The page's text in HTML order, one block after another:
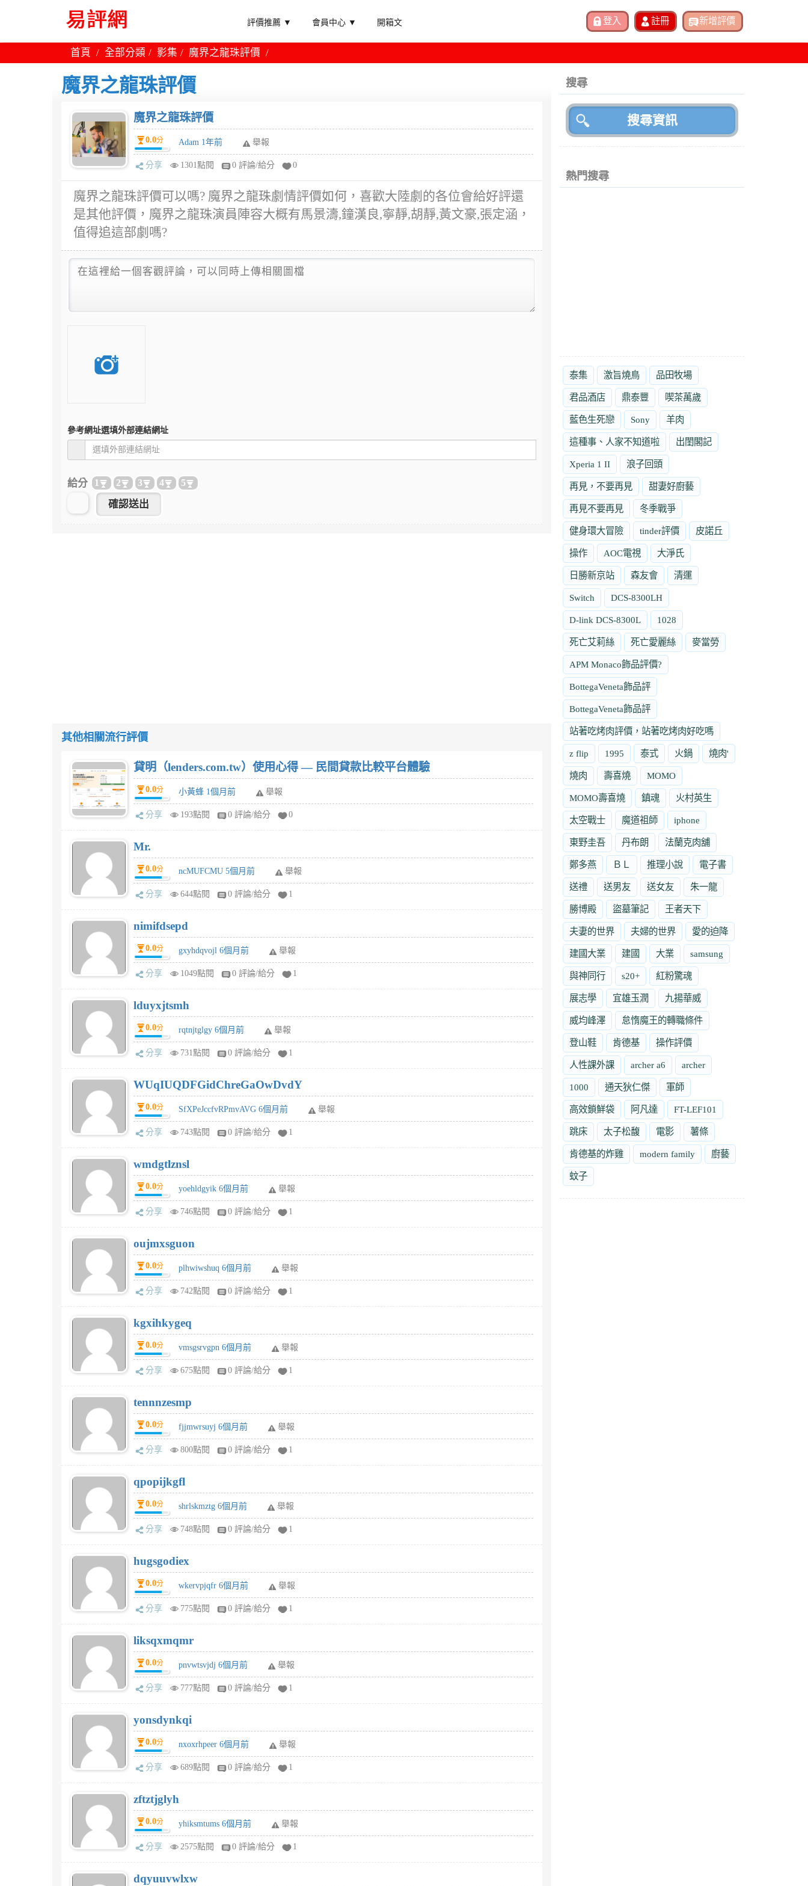
評價推薦 ▼ 會員中心 ▼ 開箱文
首頁 全部分類 影集 魔界之龍珠評價
魔界之龍珠評價
魔界之龍珠評價
0.0分 Adam 1年前 舉報
分享 1301點閱 0 評論/給分 0
魔界之龍珠評價可以嗎? 魔界之龍珠劇情評價如何，喜歡大陸劇的各位會給好評還
是其他評價，魔界之龍珠演員陣容大概有馬景濤,鐘漢良,寧靜,胡靜,黃文豪,張定涵，
值得追這部劇嗎?
參考網址選填外部連結網址
給分 1 2 3 4 5
其他相關流行評價
貸明（lenders.com.tw）使用心得 — 民間貸款比較平台體驗
0.0分 小黃蜂 1個月前 舉報
分享 193點閱 0 評論/給分 0
Mr.
0.0分 ncMUFCMU 5個月前 舉報
分享 644點閱 0 評論/給分 1
nimifdsepd
0.0分 gxyhdqvojl 6個月前 舉報
分享 1049點閱 0 評論/給分 1
lduyxjtsmh
0.0分 rqtnjtglgy 6個月前 舉報
分享 731點閱 0 評論/給分 1
WUqIUQDFGidChreGaOwDvdY
0.0分 SfXPeJccfvRPmvAVG 6個月前 舉報
分享 743點閱 0 評論/給分 1
wmdgtlznsl
0.0分 yoehldgyik 6個月前 舉報
分享 746點閱 0 評論/給分 1
oujmxsguon
0.0分 plhwiwshuq 6個月前 舉報
分享 742點閱 0 評論/給分 1
kgxihkygeq
0.0分 vmsgsrvgpn 6個月前 舉報
分享 675點閱 0 評論/給分 1
tennnzesmp
0.0分 fjjmwrsuyj 6個月前 舉報
分享 800點閱 0 評論/給分 1
qpopijkgfl
0.0分 shrlskmztg 6個月前 舉報
分享 748點閱 0 評論/給分 1
hugsgodiex
0.0分 wkervpjqfr 6個月前 舉報
分享 775點閱 0 評論/給分 1
liksqxmqmr
0.0分 pnvwtsvjdj 6個月前 舉報
分享 777點閱 0 評論/給分 1
yonsdynkqi
0.0分 nxoxrhpeer 6個月前 舉報
分享 689點閱 0 評論/給分 1
zftztjglyh
0.0分 yhiksmtums 6個月前 舉報
分享 2575點閱 0 評論/給分 1
dqyuuvwlxw
搜尋
熱門搜尋
泰集 激旨燒鳥 品田牧場
君品酒店 鼎泰豐 喫茶萬歲
藍色生死戀 Sony 羊肉
這種事、人家不知道啦 出閨閣記
Xperia 1 II 浪子回頭
再見，不要再見 甜妻好廚藝
再見不要再見 冬季戰爭
健身環大冒險 tinder評價 皮諾丘
操作 AOC電視 大淨氏
日勝新京站 森友會 清運
Switch DCS-8300LH
D-link DCS-8300L 1028
死亡艾莉絲 死亡愛麗絲 麥當勞
APM Monaco飾品評價?
BottegaVeneta飾品評
BottegaVeneta飾品評
站著吃烤肉評價，站著吃烤肉好吃嗎
z flip 1995 泰式 火鍋 燒肉'
燒肉 壽喜燒 MOMO
MOMO壽喜燒 鎮魂 火村英生
太空戰士 魔道祖師 iphone
東野圭吾 丹布朗 法蘭克肉舖
鄭多燕 ＢＬ 推理小說 電子書
送禮 送男友 送女友 朱一龍
勝博殿 盜墓筆記 王者天下
夫妻的世界 夫婦的世界 愛的迫降
建國大業 建國 大業 samsung
與神同行 s20+ 紅粉驚魂
展志學 宜雄玉潤 九揚華威
威均峰澤 怠惰魔王的轉職條件
登山鞋 肯德基 操作評價
人性課外課 archer a6 archer
1000 通天狄仁傑 軍師
高效鎖鮮袋 阿凡達 FT-LEF101
跳床 太子松馥 電影 薯條
肯德基的炸雞 modern family 廚藝
蚊子